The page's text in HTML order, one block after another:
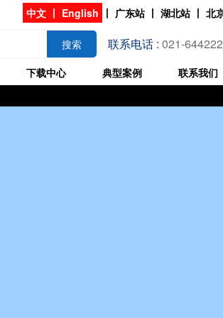
中文 丨 English 丨 广东站丨 湖北站丨 北
搜索 联系电话 : 021-
下载中心 典型案例 联系我们